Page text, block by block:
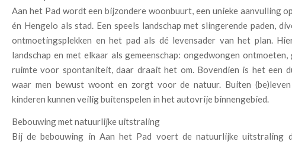
Aan het Pad wordt een bijzondere woonbuurt, een unieke aanvulling
én Hengelo als stad. Een speels landschap met slingerende paden,
ontmoetingsplekken en het pad als dé levensader van het plan.
landschap en met elkaar als gemeenschap: ongedwongen ontmoeten,
ruimte voor spontaniteit, daar draait het om. Bovendien is het een
waar men bewust woont en zorgt voor de natuur. Buiten
kinderen kunnen veilig buitenspelen in het autovrije binnengebied.
Bebouwing met natuurlijke uitstraling
Bij de bebouwing in Aan het Pad voert de natuurlijke uitstraling